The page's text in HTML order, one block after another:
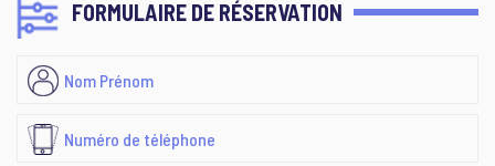
FORMULAIRE DE RÉSERVATION